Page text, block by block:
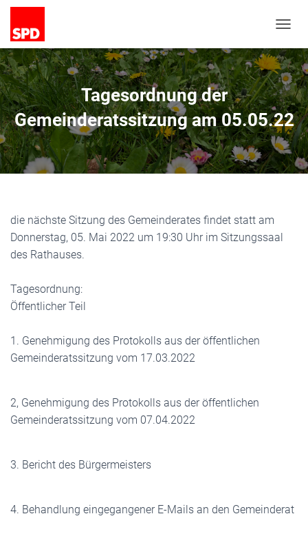
A
V
I
G
A
T
I
O
N
U
Tagesordnung der
Gemeinderatssitzung am 05.05.22
die nächste Sitzung des Gemeinderates findet statt am
Donnerstag, 05. Mai 2022 um 19:30 Uhr im Sitzungssaal
des Rathauses.
Tagesordnung:
Öffentlicher Teil
1. Genehmigung des Protokolls aus der öffentlichen
Gemeinderatssitzung vom 17.03.2022
2, Genehmigung des Protokolls aus der öffentlichen
Gemeinderatssitzung vom 07.04.2022
3. Bericht des Bürgermeisters
4. Behandlung eingegangener E-Mails an den Gemeinderat